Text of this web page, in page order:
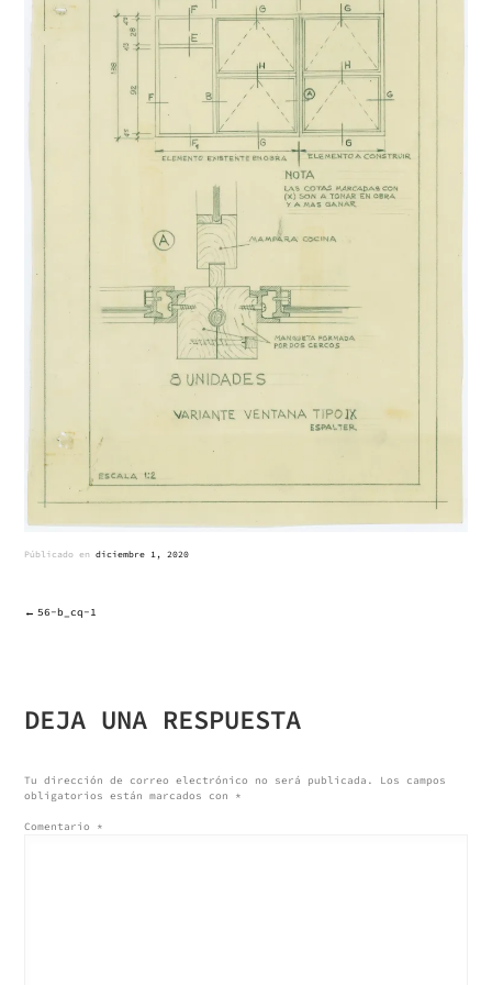
Públicado endiciembre 1, 2020
NAVEGACIÓN
ENTRADAS
56-b_cq-1
DEJA UNA RESPUESTA
Tu dirección de correo electrónico no será publicada.
Los campos
obligatorios están marcados con *
Comentario *